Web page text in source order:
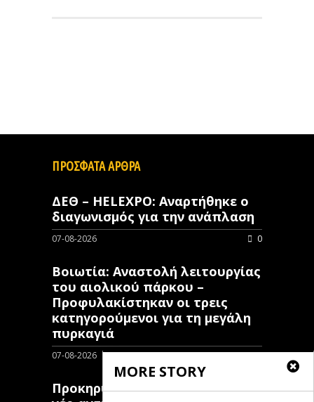
MORE STORY
ΠΡΟΣΦΑΤΑ ΑΡΘΡΑ
ΔΕΘ – HELEXPO: Αναρτήθηκε ο
διαγωνισμός για την ανάπλαση
07-08-2026 0
Βοιωτία: Αναστολή λειτουργίας
του αιολικού πάρκου –
Προφυλακίστηκαν οι τρεις
κατηγορούμενοι για τη μεγάλη
πυρκαγιά
07-08-2026 0
Προκηρύχθηκε διαγωνισμός για